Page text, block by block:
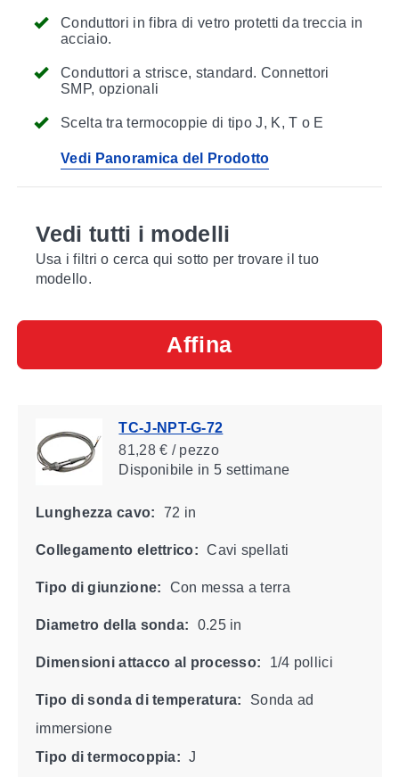
Conduttori in fibra di vetro protetti da treccia in
acciaio.
Conduttori a strisce, standard. Connettori
SMP, opzionali
Scelta tra termocoppie di tipo J, K, T o E
Vedi Panoramica del Prodotto
Vedi tutti i modelli
Usa i filtri o cerca qui sotto per trovare il tuo
modello.
Affina
TC-J-NPT-G-72
81,28 € / pezzo
Disponibile in 5 settimane
Lunghezza cavo: 72 in
Collegamento elettrico: Cavi spellati
Tipo di giunzione: Con messa a terra
Diametro della sonda: 0.25 in
Dimensioni attacco al processo: 1/4 pollici
Tipo di sonda di temperatura:
Sonda ad
immersione
Tipo di termocoppia: J